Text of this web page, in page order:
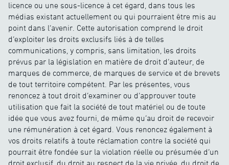
licence ou une sous-licence à cet égard, dans tous les
médias existant actuellement ou qui pourraient être mis au
point dans l’avenir. Cette autorisation comprend le droit
d’exploiter les droits exclusifs liés à de telles
communications, y compris, sans limitation, les droits
prévus par la législation en matière de droit d’auteur, de
marques de commerce, de marques de service et de brevets
de tout territoire compétent. Par les présentes, vous
renoncez à tout droit d’examiner ou d’approuver toute
utilisation que fait la société de tout matériel ou de toute
idée que vous avez fourni, de même qu’au droit de recevoir
une rémunération à cet égard. Vous renoncez également à
vos droits relatifs à toute réclamation contre la société qui
pourrait être fondée sur la violation réelle ou présumée d’un
droit exclusif, du droit au respect de la vie privée, du droit de